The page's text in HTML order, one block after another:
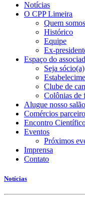
Notícias
O CPP Limeira
Quem somos
Histórico
Equipe
Ex-
Espaço do
Seja sócio(a)
Clube de
Colônias de
Alugue nosso salão
Comércios
Encontro
Eventos
Próximos
Imprensa
Contato
Notícias